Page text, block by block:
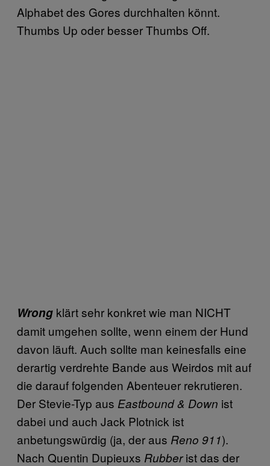
Alphabet des Gores durchhalten könnt.
Thumbs Up oder besser Thumbs Off.
Wrong klärt sehr konkret wie man NICHT
damit umgehen sollte, wenn einem der Hund
davon läuft. Auch sollte man keinesfalls eine
derartig verdrehte Bande aus Weirdos mit auf
die darauf folgenden Abenteuer rekrutieren.
Der Stevie-Typ aus Eastbound & Down ist
dabei und auch Jack Plotnick ist
anbetungswürdig (ja, der aus Reno 911).
Nach Quentin Dupieuxs Rubberist das der